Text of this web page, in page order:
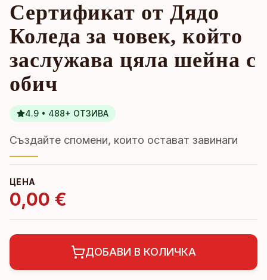
Сертификат от Дядо
Коледа за човек, който
заслужава цяла шейна с
обич
4.9 • 488+ ОТЗИВА
Създайте спомени, които остават завинаги
ЦЕНА
0,00 €
ДОБАВИ В КОЛИЧКА